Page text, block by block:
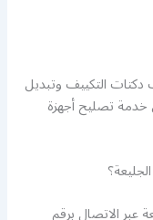
التكييف وتبديل
خدمة تصليح أجهزة